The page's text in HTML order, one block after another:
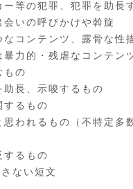
等の犯罪、犯罪を助長
いの呼びかけや斡旋
なコンテンツ、露骨な性
力的・残虐なコンテン
もの
助長、示唆するもの
するもの
われるもの（不特定多
するもの
ない短文